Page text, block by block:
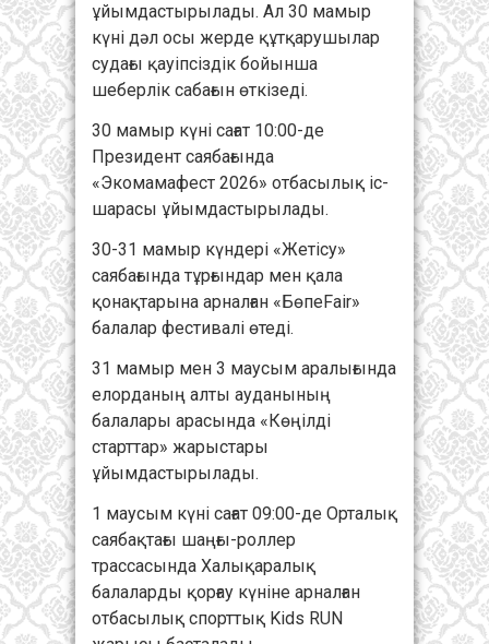
ұйымдастырылады. Ал 30 мамыр
күні дәл осы жерде құтқарушылар
судағы қауіпсіздік бойынша
шеберлік сабағын өткізеді.
30 мамыр күні сағат 10:00-де
Президент саябағында
«Экомамафест 2026» отбасылық іс-
шарасы ұйымдастырылады.
30-31 мамыр күндері «Жетісу»
саябағында тұрғындар мен қала
қонақтарына арналған «БөпеFair»
балалар фестивалі өтеді.
31 мамыр мен 3 маусым аралығында
елорданың алты ауданының
балалары арасында «Көңілді
старттар» жарыстары
ұйымдастырылады.
1 маусым күні сағат 09:00-де Орталық
саябақтағы шаңғы-роллер
трассасында Халықаралық
балаларды қорғау күніне арналған
отбасылық спорттық Kids RUN